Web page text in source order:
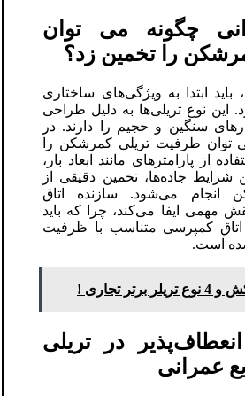
چگونه می توان
را تخمین زد؟
ابتدا به ویژگی‌های ساختاری
این نوع تریلی‌ها به دلیل طراحی
سنگین و حجیم را دارند. در
توان طرفیت تریلی کمرشکن را
از پارامترهای مانند ابعاد بار،
جاده‌ها، تخمین دقیقی از
انجام می‌شود. سازنده اتاق
مهمی ایفا می‌کند، چرا که باید
کمپرسی متناسب با ظرفیت
است.
تجاری !
در تریلی
عمرانی